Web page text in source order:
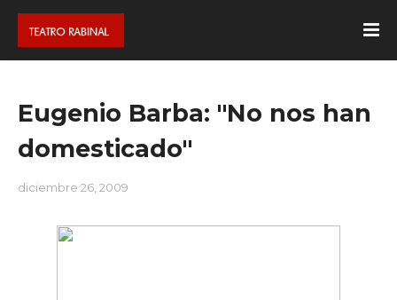
Eugenio Barba: "No nos han
domesticado"
diciembre 26, 2009